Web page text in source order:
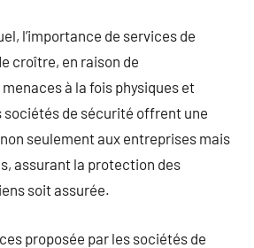
l’importance de services de
croître, en raison de
à la fois physiques et
de sécurité offrent une
seulement aux entreprises mais
assurant la protection des
soit assurée.
proposée par les sociétés de